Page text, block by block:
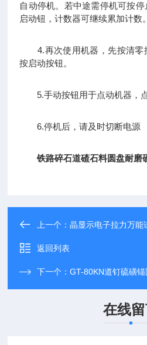
自动停机。若中途需停机可按
启动钮，计数器可继续累加计数。
4.再次使用机器，先按清零
按启动按钮。
5.手动按钮用于点动机器，点
6.停机后，请及时切断电源
铁路碎石道碴石料圆盘耐磨
上一个：晶显示电子拉力万能
返回列表
下一个：GT-80KN道钉硫磺锚固强
在线